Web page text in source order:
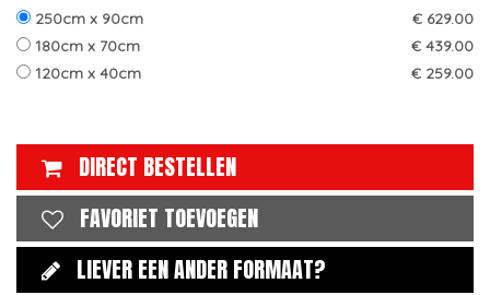
250cm x 90cm
€ 629.00
180cm x 70cm
€ 439.00
120cm x 40cm
€ 259.00
DIRECT BESTELLEN
FAVORIET TOEVOEGEN
LIEVER EEN ANDER FORMAAT?